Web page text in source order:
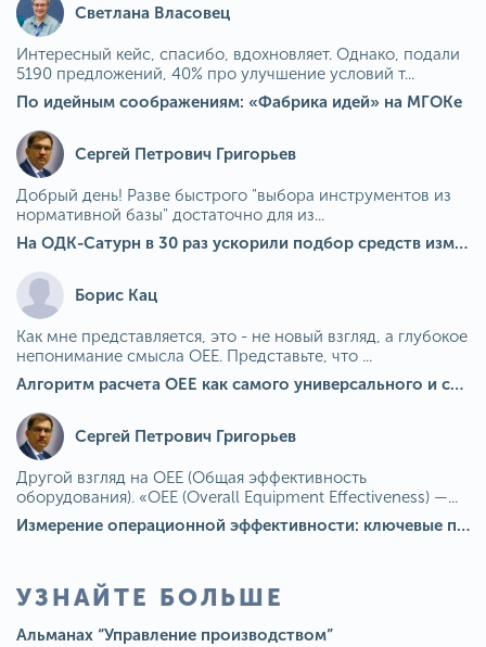
Светлана Власовец
Интересный кейс, спасибо, вдохновляет. Однако, подали
5190 предложений, 40% про улучшение условий т...
По идейным соображениям: «Фабрика идей» на МГОКе
Сергей Петрович Григорьев
Добрый день! Разве быстрого "выбора инструментов из
нормативной базы" достаточно для из...
На ОДК-Сатурн в 30 раз ускорили подбор средств измерения для контроля качества продукции
Борис Кац
Как мне представляется, это - не новый взгляд, а глубокое
непонимание смысла OEE. Представьте, что ...
Алгоритм расчета ОЕЕ как самого универсального и современного показателя эффективности оборудования в мире
Сергей Петрович Григорьев
Другой взгляд на OEE (Общая эффективность
оборудования). «OEE (Overall Equipment Effectiveness) —...
Измерение операционной эффективности: ключевые показатели для непрерывного совершенствования
УЗНАЙТЕ БОЛЬШЕ
Альманах “Управление производством”